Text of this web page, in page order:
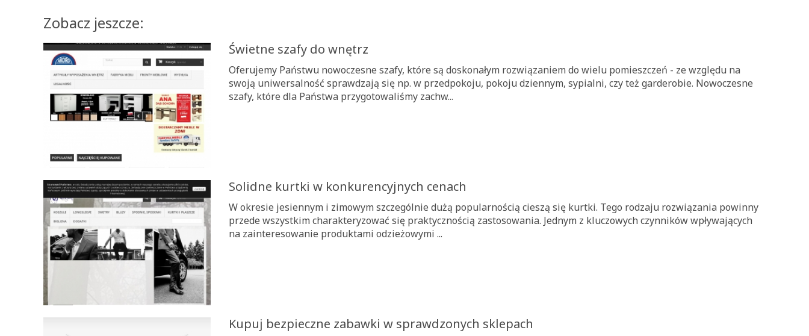
Zobacz jeszcze:
Świetne szafy do wnętrz
Oferujemy Państwu nowoczesne szafy, które są doskonałym rozwiązaniem do wielu pomieszczeń - ze względu na
swoją uniwersalność sprawdzają się np. w przedpokoju, pokoju dziennym, sypialni, czy też garderobie. Nowoczesne
szafy, które dla Państwa przygotowaliśmy zachw...
Solidne kurtki w konkurencyjnych cenach
W okresie jesiennym i zimowym szczególnie dużą popularnością cieszą się kurtki. Tego rodzaju rozwiązania powinny
przede wszystkim charakteryzować się praktycznością zastosowania. Jednym z kluczowych czynników wpływających
na zainteresowanie produktami odzieżowymi ...
Kupuj bezpieczne zabawki w sprawdzonych sklepach